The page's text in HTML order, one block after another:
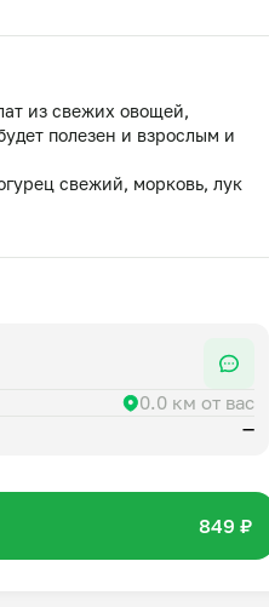
из свежих овощей,
полезен и взрослым и
свежий, морковь, лук
0.0 км от вас
—
849 ₽